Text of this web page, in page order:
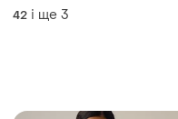
42 і ще 3